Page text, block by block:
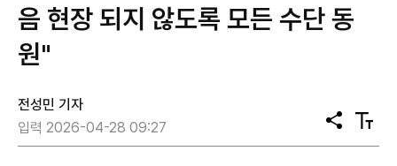
음 현장 되지 않도록 모든 수단 동
원"
전성민 기자
입력 2026-04-28 09:27
공
유
텍
스